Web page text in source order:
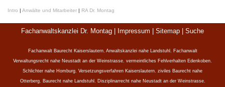
Intro | Anwälte und Mitarbeiter | RA Dr. Montag
Fachanwaltskanzlei Dr. Montag | Impressum Sitemap Suche
Fachanwalt Baurecht Kaiserslautern, Anwaltskanzlei nahe Landstuhl , Fachanwalt
Verwaltungsrecht nahe Neustadt an der Weinstrasse, vermeintliches Fehlverhalten Edenkoben,
Schlichter nahe Homburg, Versetzungsverfahren Kaiserslautern, ziviles Baurecht nahe
Otterberg, Baurecht nahe Landstuhl , Disziplinarrecht nahe Neustadt an der Weinstrasse,